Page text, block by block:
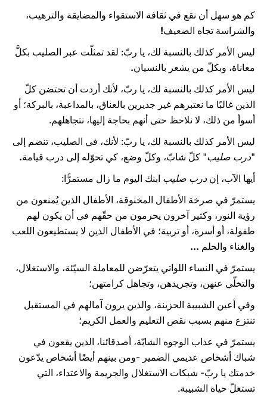
كم هو سهل أن نقع في ثقافة الاستقواء والمضايقة والترهيب،
والشراسة تجاه الضعيف!
ليس الأمر كذلك بالنسبة لك، يا ربّ: لقد تمثلّت عبر الصليب بكلَّ
معاناة، وبكلّ من يشعر بالنسيان.
ليس الأمر كذلك بالنسبة لك، يا ربّ، لأنك أردت أن تحتضن كلّ
الذين غالبًا ما نعتبرهم غير جديرين بالعناق، بالمداعبة، بالبركة؛ أو
أسوأ من ذلك، لا نلاحظ حتى أنهم بحاجة إليها، نتجاهلهم.
ليس الأمر كذلك بالنسبة لك، يا ربّ: لأنك، في الصليب، تنضم إلى
"درب صليب" كلّ شابّ، وكلّ وضع، كي تحوّله إلى درب قيامة.
أيها الآب، إن درب صليب ابنك اليوم ما زال مستمرًّا:
يستمرّ في صرخة الأطفال المخنوقة، الأطفال الذين يُمنعون من
رؤية النور، وكثير آخرون يحرمون من حقّهم في أن يكون لهم
طفولة، أو أسرة، أو تربية؛ في الأطفال الذين لا يستطيعون اللعب
والغناء والحلم ...
يستمرّ في النساء اللواتي يتعرّضن للمعاملة السيّئة، والاستغلال،
والتخلّي عنهن، وتجريدهن، وتجاهل كرامتهن؛
وفي أعين الشبيبة الحزينة، والذين يرون آمالهم في المستقبل
تنتزع منهم بسبب نقص التعليم والعمل الكريم؛
يستمرّ في عذاب الوجوه الشابّة، أصدقائنا، الذين يقعون في
شباك أشخاص عديمي الضمير -ومن بينهم أيضًا أشخاص يدّعون
خدمتك يا ربّ- شبكات الاستغلال والجريمة والاعتداء، التي
تستغلّ حياة الشبيبة.